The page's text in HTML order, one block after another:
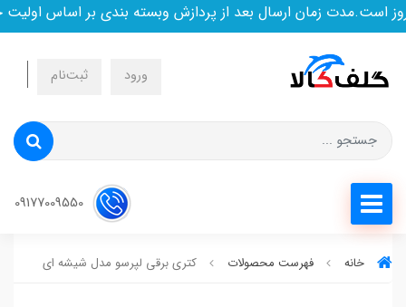
زمان ارسال بعد از پردازش وبسته بندی بر اساس اولیت
ورود ثبت‌نام
خانه فهرست محصولات کتری برقی لپرسو مدل شیشه ای